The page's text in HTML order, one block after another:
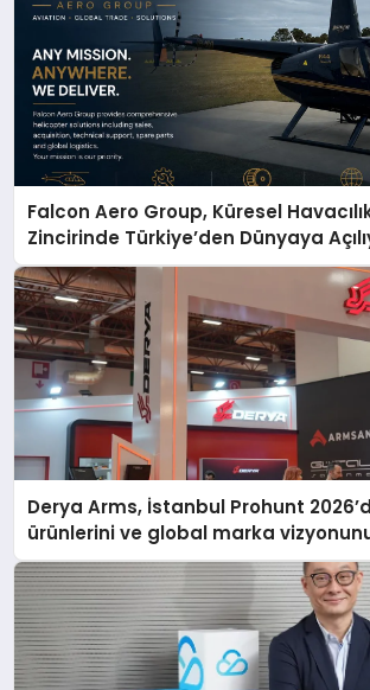
Falcon Aero Group, Küresel
Zincirinde Türkiye’den Dünyaya
Derya Arms, İstanbul Prohunt
ürünlerini ve global marka